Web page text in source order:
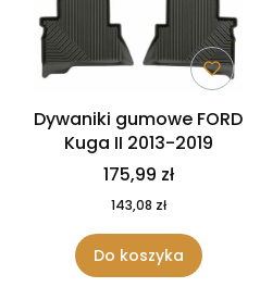
Dywaniki gumowe FORD
Kuga II 2013-2019
175,99 zł
143,08 zł
Do koszyka